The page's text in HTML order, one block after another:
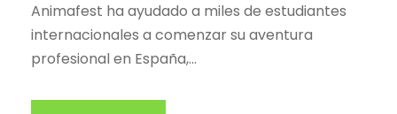
Animafest ha ayudado a miles de estudiantes
internacionales a comenzar su aventura
profesional en España,...